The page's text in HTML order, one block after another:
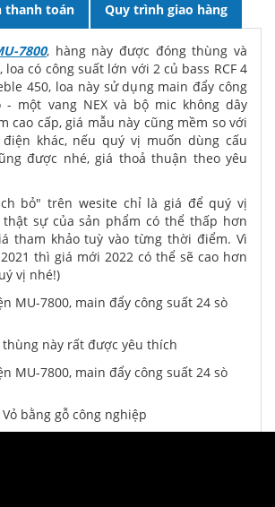
thanh toán Quy trình giao hàng
7800, hàng này được đóng thùng và
loa có công suất lớn với 2 củ bass RCF 4
450, loa này sử dụng main đẩy công
- một vang NEX và bộ mic không dây
cao cấp, giá mẫu này cũng mềm so với
khác, nếu quý vị muốn dùng cấu
được nhé, giá thoả thuận theo yêu
bỏ" trên wesite chỉ là giá để quý vị
sự của sản phẩm có thể thấp hơn
tham khảo tuỳ vào từng thời điểm. Vì
thì giá mới 2022 có thể sẽ cao hơn
vị nhé!)
thùng này rất được yêu thích
Vỏ bằng gỗ công nghiệp